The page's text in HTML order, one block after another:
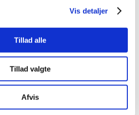
Vis detaljer
Tillad alle
Tillad valgte
Afvis